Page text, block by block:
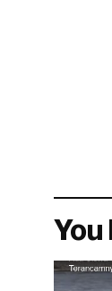
You